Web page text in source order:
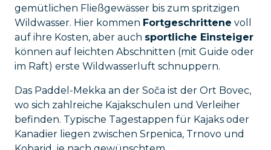
gemütlichen Fließgewässer bis zum spritzigen
Wildwasser. Hier kommen Fortgeschrittene voll
auf ihre Kosten, aber auch sportliche Einsteiger
können auf leichten Abschnitten (mit Guide oder
im Raft) erste Wildwasserluft schnuppern.
Das Paddel-Mekka an der Soča ist der Ort Bovec,
wo sich zahlreiche Kajakschulen und Verleiher
befinden. Typische Tagestappen für Kajaks oder
Kanadier liegen zwischen Srpenica, Trnovo und